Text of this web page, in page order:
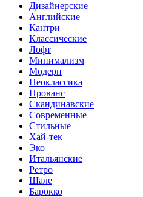
Дизайнерские
Английские
Кантри
Классические
Лофт
Минимализм
Модерн
Неоклассика
Прованс
Скандинавские
Современные
Стильные
Хай-тек
Эко
Итальянские
Ретро
Шале
Барокко